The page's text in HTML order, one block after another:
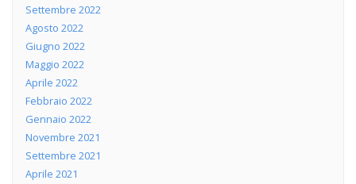
Settembre 2022
Agosto 2022
Giugno 2022
Maggio 2022
Aprile 2022
Febbraio 2022
Gennaio 2022
Novembre 2021
Settembre 2021
Aprile 2021